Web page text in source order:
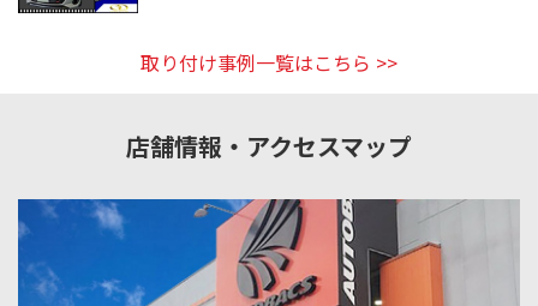
取り付け事例一覧はこちら
店舗情報・アクセスマップ